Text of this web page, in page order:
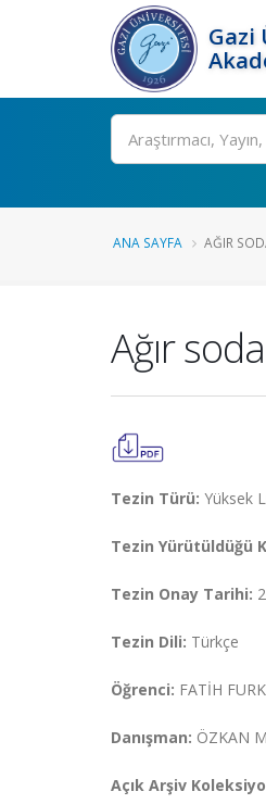
Gazi
Ara
ANA SAYFA AĞIR
Ağır
Tezin Türü: Yüksek
Tezin Yürütüldüğü
Tezin Onay Tarihi:
Tezin Dili: Türkçe
Öğrenci: FATİH
Danışman: ÖZKAN
Açık Arşiv